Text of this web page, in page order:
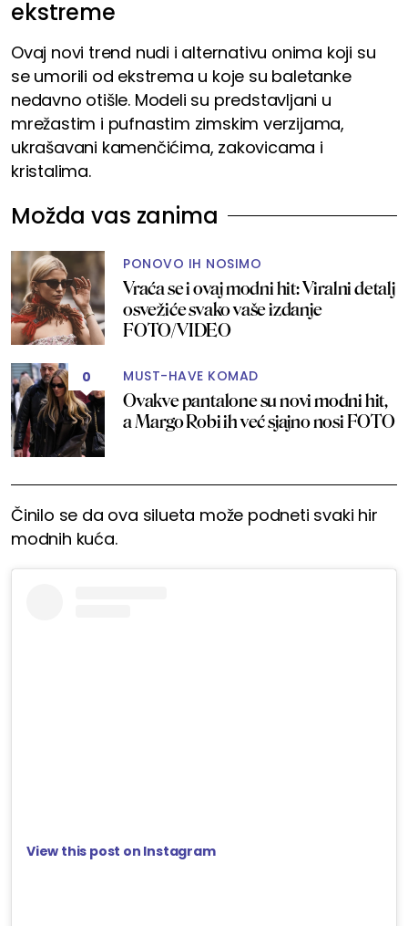
ekstreme
Ovaj novi trend nudi i alternativu onima koji su
se umorili od ekstrema u koje su baletanke
nedavno otišle. Modeli su predstavljani u
mrežastim i pufnastim zimskim verzijama,
ukrašavani kamenčićima, zakovicama i
kristalima.
Možda vas zanima
PONOVO IH NOSIMO
Vraća se i ovaj modni hit: Viralni detalj
osvežiće svako vaše izdanje
FOTO/VIDEO
0 MUST-HAVE KOMAD
Ovakve pantalone su novi modni hit,
a Margo Robi ih već sjajno nosi FOTO
Činilo se da ova silueta može podneti svaki hir
modnih kuća.
View this post on Instagram